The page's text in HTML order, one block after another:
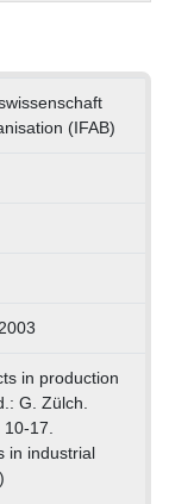
(IFAB)
in production
G. Zülch.
17.
in industrial